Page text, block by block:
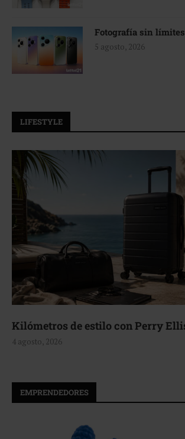
Fotografía sin límites
5 agosto, 2026
LIFESTYLE
Aerie, texturas que fluyen
4 agosto, 2026
EMPRENDEDORES